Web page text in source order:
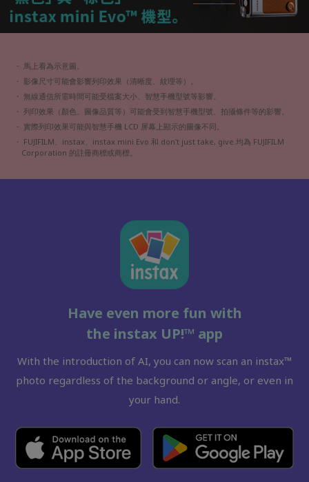
・ 馬上看為示意圖。
・ 影像尺寸可能會影響列印效果（清晰度、紋理等）。
・ 無線通信所需時間可能受檔案大小、智慧手機型號等影響。
・ 列印效果（顏色、圖像品質等）可能會受到智慧手機型號、拍攝條件等的影響。
・ 實際列印效果可能與智慧手機 LCD 屏幕上顯示的圖像不同。
・ FUJIFILM、instax、instax mini Evo 和 don't just take, give. 均為 FUJIFILM
Corporation 的註冊商標或商標。
Have even more fun with
the instax UP!™ app
With the introduction of AI, you can now scan an instax™
photo regardless of the background or angle, or even in
your hand.